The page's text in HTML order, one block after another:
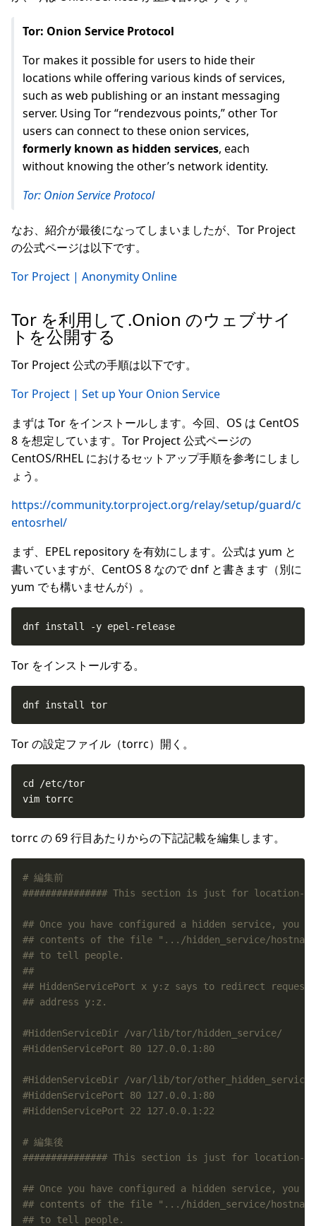
Tor: Onion Service Protocol
Tor makes it possible for users to hide their
locations while offering various kinds of services,
such as web publishing or an instant messaging
server. Using Tor “rendezvous points,” other Tor
users can connect to these onion services,
formerly known as hidden services, each
without knowing the other’s network identity.
Tor: Onion Service Protocol
なお、紹介が最後になってしまいましたが、Tor Project
の公式ページは以下です。
Tor Project | Anonymity Online
Tor を利用して.Onion のウェブサイ
トを公開する
Tor Project 公式の手順は以下です。
Tor Project | Set up Your Onion Service
まずは Tor をインストールします。今回、OS は CentOS
8 を想定しています。Tor Project 公式ページの
CentOS/RHEL におけるセットアップ手順を参考にしまし
ょう。
https://community.torproject.org/relay/setup/guard/c
entosrhel/
まず、EPEL repository を有効にします。公式は yum と
書いていますが、CentOS 8 なので dnf と書きます（別に
yum でも構いませんが）。
dnf install -y epel-release
Tor をインストールする。
dnf install tor
Tor の設定ファイル（torrc）開く。
vim torrc
torrc の 69 行目あたりからの下記記載を編集します。
# 編集前
############### This section is just for location-
## Once you have configured a hidden service, you
## contents of the file ".../hidden_service/
## to tell people.
##
## HiddenServicePort x y:z says to redirect
## address y:z.
#HiddenServiceDir /var/lib/tor/hidden_service/
#HiddenServicePort 80 127.0.0.1:80
#HiddenServiceDir /var/lib/tor/other_hidden_service/
#HiddenServicePort 80 127.0.0.1:80
#HiddenServicePort 22 127.0.0.1:22
# 編集後
############### This section is just for location-
## Once you have configured a hidden service, you
## contents of the file ".../hidden_service/
## to tell people.